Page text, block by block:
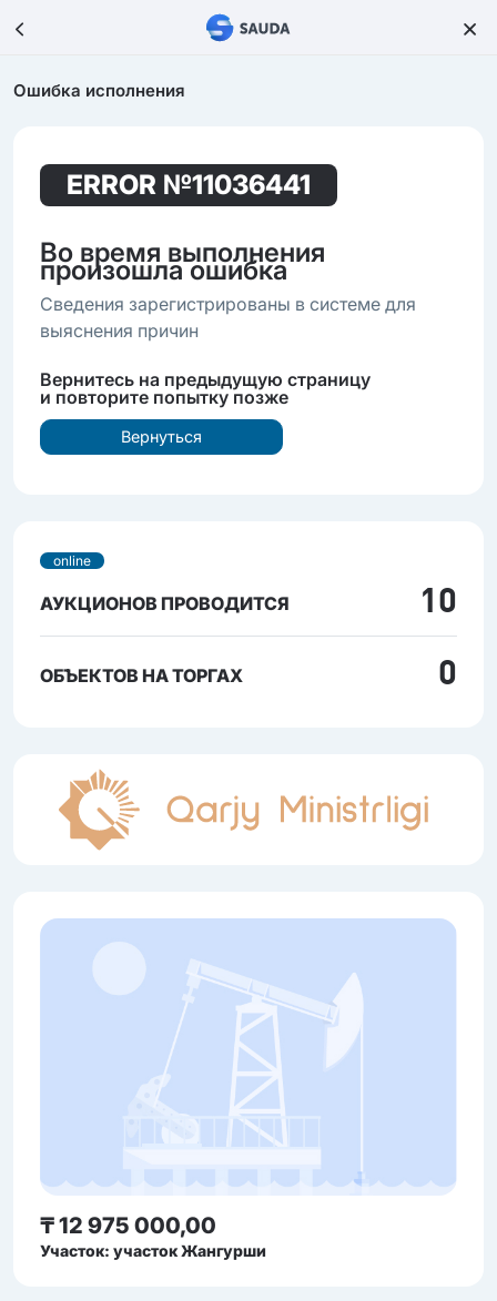
Ошибка исполнения
ERROR №11036441
Во время выполнения
произошла ошибка
Сведения зарегистрированы в системе для
выяснения причин
Вернитесь на предыдущую страницу
и повторите попытку позже
Вернуться
online
АУКЦИОНОВ ПРОВОДИТСЯ 10
ОБЪЕКТОВ НА ТОРГАХ 0
₸ 12 975 000,00
Участок: участок Жангурши